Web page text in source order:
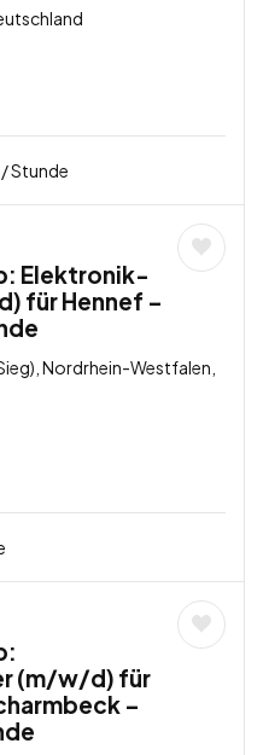
/ Stunde
Elektronik-
für Hennef –
Nordrhein-Westfalen,
(m/w/d) für
–